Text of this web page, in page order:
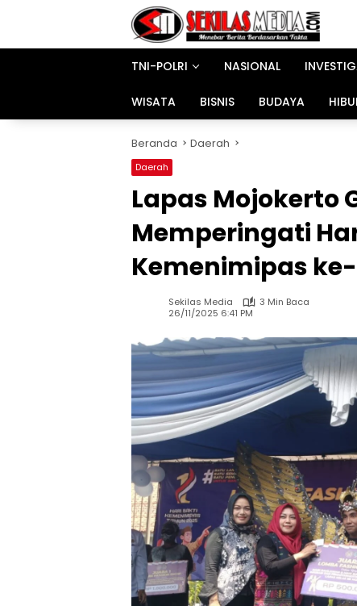
TNI-POLRI
NASIONAL
WISATA BISNIS BUDAYA
Beranda Daerah
Daerah
Lapas Mojokerto
Memperingati
Kemenimipas ke-
Sekilas Media
3 Min Baca
26/11/2025 6:41 PM